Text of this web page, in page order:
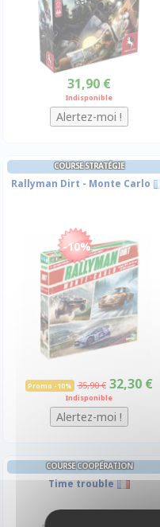
31,90 €
Indisponible
COURSE STRATÉGIE
Rallyman Dirt - Monte Carlo
-10%
Promo -10% 35,90 € 32,30 €
Indisponible
COURSE COOPÉRATION
Time trouble